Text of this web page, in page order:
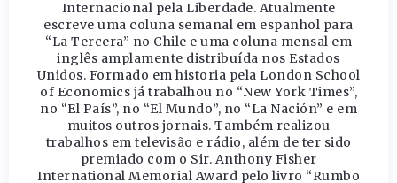
Internacional pela Liberdade. Atualmente
escreve uma coluna semanal em espanhol para
“La Tercera” no Chile e uma coluna mensal em
inglês amplamente distribuída nos Estados
Unidos. Formado em historia pela London School
of Economics já trabalhou no “New York Times”,
no “El País”, no “El Mundo”, no “La Nación” e em
muitos outros jornais. Também realizou
trabalhos em televisão e rádio, além de ter sido
premiado com o Sir. Anthony Fisher
International Memorial Award pelo livro “Rumbo